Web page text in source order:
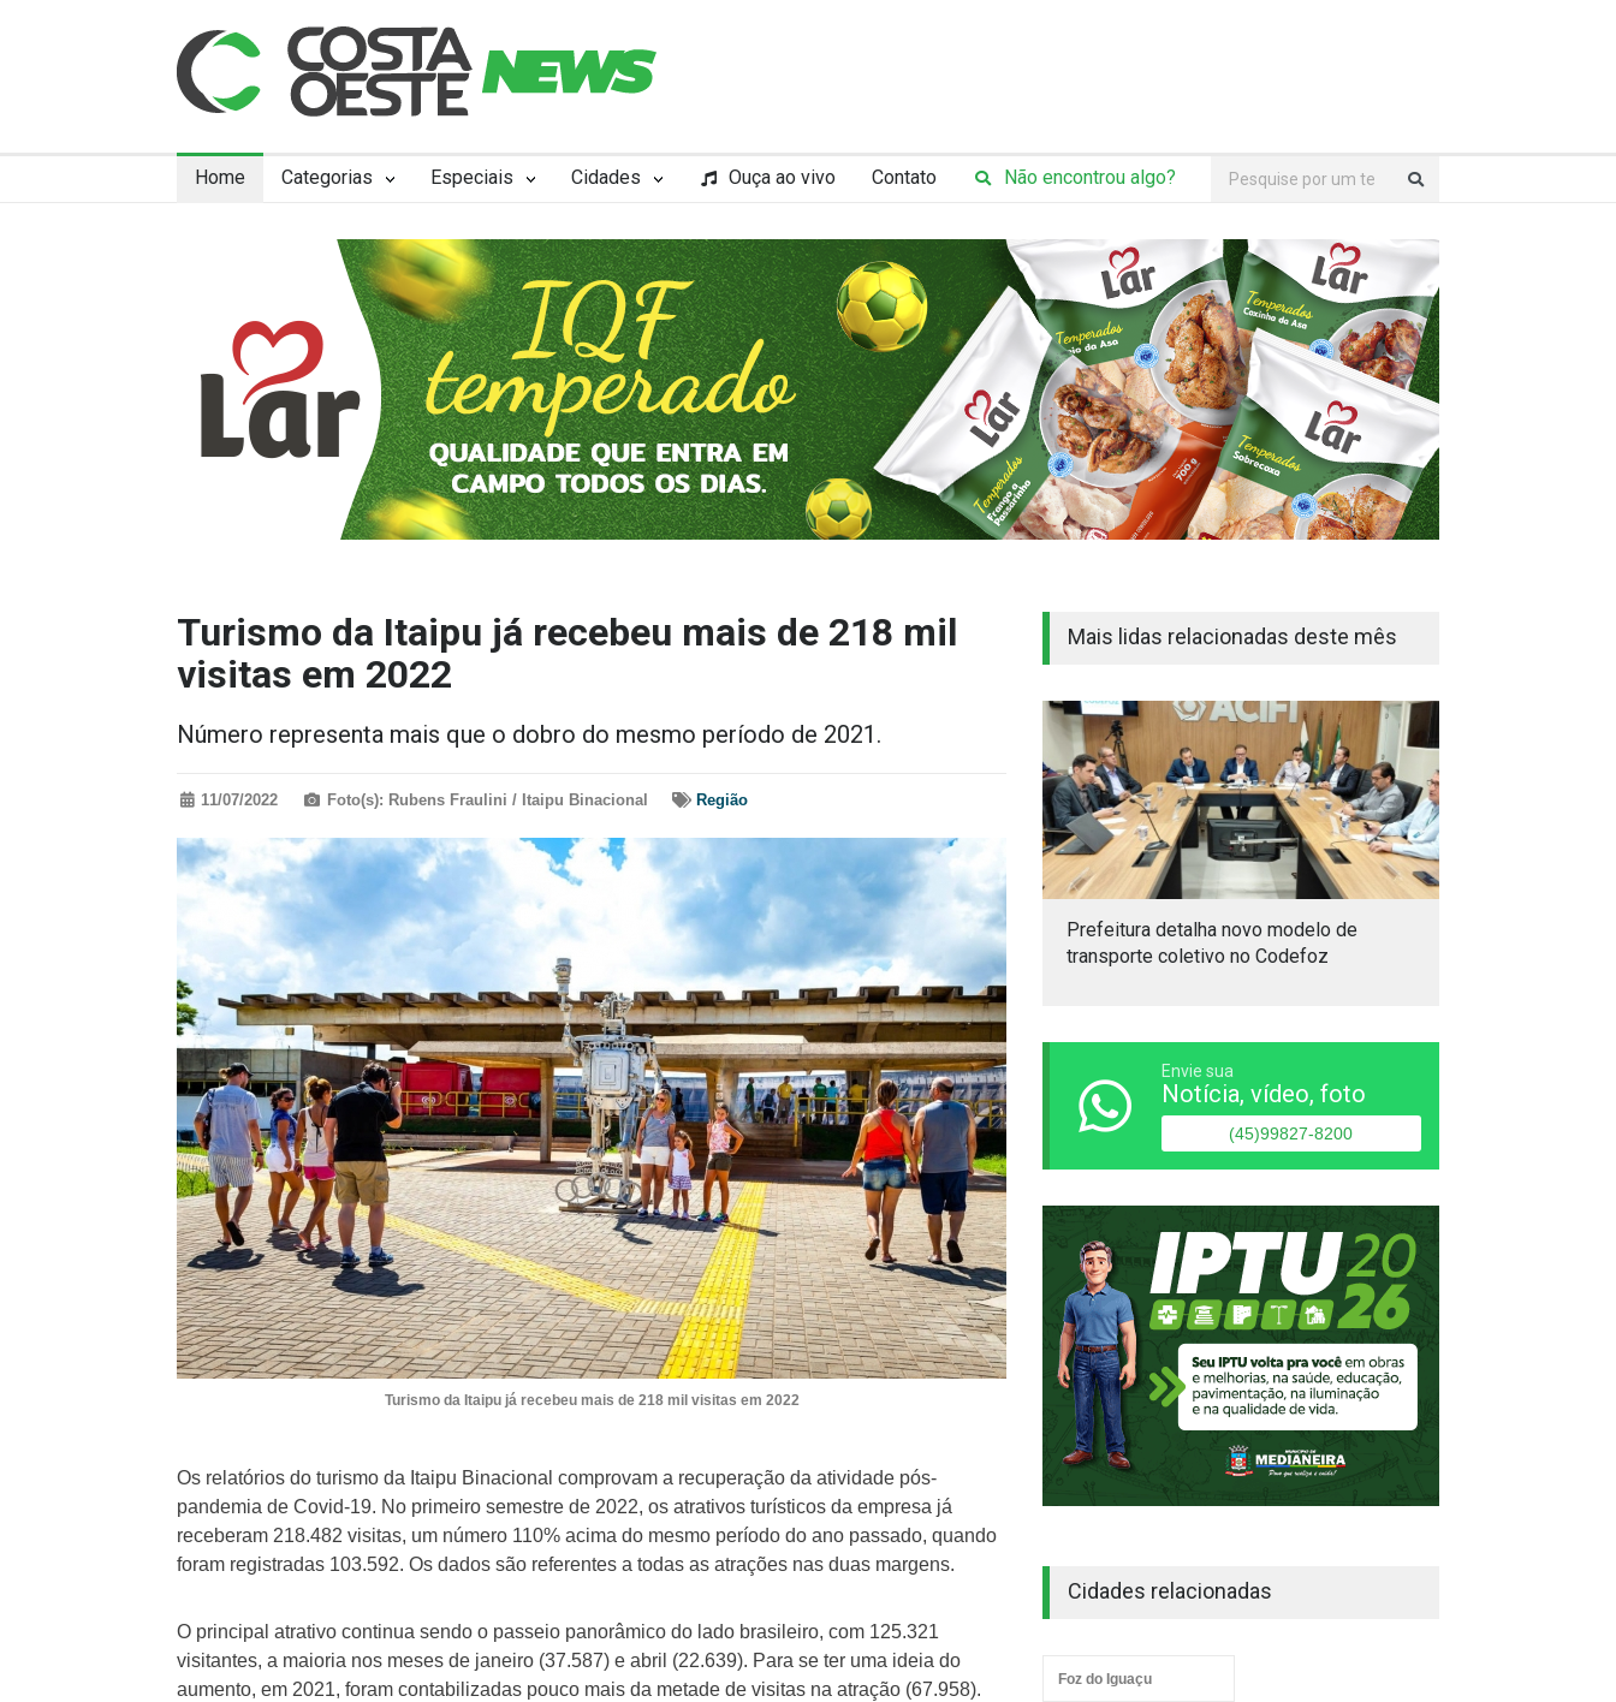
Home Categorias Especiais Cidades Ouça ao vivo Contato Não encontrou algo?
Turismo da Itaipu já recebeu mais de 218 mil
visitas em 2022
Número representa mais que o dobro do mesmo período de 2021.
11/07/2022 Foto(s): Rubens Fraulini / Itaipu Binacional Região
Turismo da Itaipu já recebeu mais de 218 mil visitas em 2022
Os relatórios do turismo da Itaipu Binacional comprovam a recuperação da atividade pós-
pandemia de Covid-19. No primeiro semestre de 2022, os atrativos turísticos da empresa já
receberam 218.482 visitas, um número 110% acima do mesmo período do ano passado, quando
foram registradas 103.592. Os dados são referentes a todas as atrações nas duas margens.
O principal atrativo continua sendo o passeio panorâmico do lado brasileiro, com 125.321
visitantes, a maioria nos meses de janeiro (37.587) e abril (22.639). Para se ter uma ideia do
aumento, em 2021, foram contabilizadas pouco mais da metade de visitas na atração (67.958).
Mais lidas relacionadas deste mês
Prefeitura detalha novo modelo de
transporte coletivo no Codefoz
Envie sua
Notícia, vídeo, foto
(45)99827-8200
Cidades relacionadas
Foz do Iguaçu